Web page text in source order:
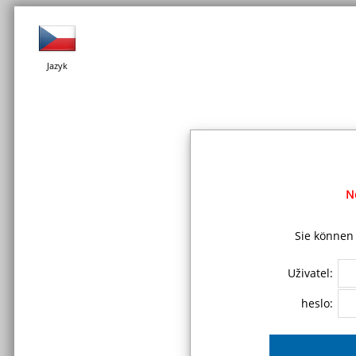
Jazyk
Sie
Uživatel:
heslo: